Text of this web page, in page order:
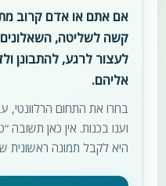
אם אתם או אדם קרוב
קשה לשליטה, השאלונים
לעצור לרגע, להתבונן
אליהם.
בחרו את התחום
וענו בכנות. אין כאן
היא לקבל תמונה ראשונית